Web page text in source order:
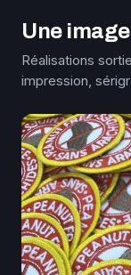
Une
Réalisations
impression,